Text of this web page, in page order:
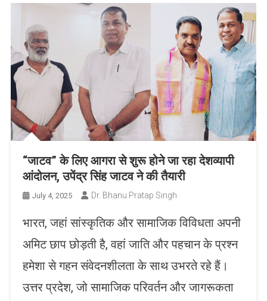
“जाटव” के लिए आगरा से शुरू होने जा रहा देशव्यापी
आंदोलन, उपेंद्र सिंह जाटव ने की तैयारी
July 4, 2025 Dr. Bhanu Pratap Singh
भारत, जहां सांस्कृतिक और सामाजिक विविधता अपनी
अमिट छाप छोड़ती है, वहां जाति और पहचान के प्रश्न
हमेशा से गहन संवेदनशीलता के साथ उभरते रहे हैं।
उत्तर प्रदेश, जो सामाजिक परिवर्तन और जागरूकता